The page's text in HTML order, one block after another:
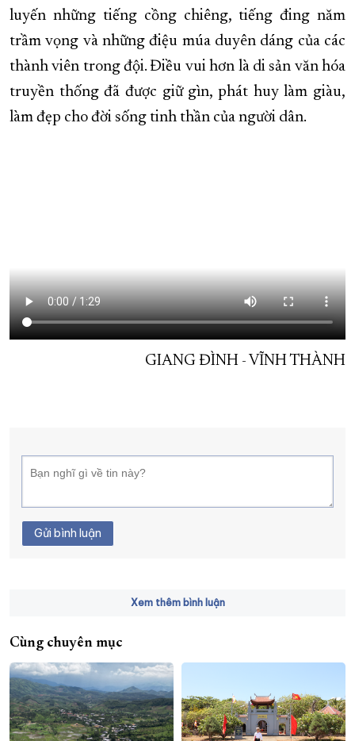
luyến những tiếng cồng chiêng, tiếng đing năm
trầm vọng và những điệu múa duyên dáng của các
thành viên trong đội. Điều vui hơn là di sản văn hóa
truyền thống đã được giữ gìn, phát huy làm giàu,
làm đẹp cho đời sống tinh thần của người dân.
GIANG ĐÌNH - VĨNH THÀNH
Gửi bình luận
Xem thêm bình luận
Cùng chuyên mục